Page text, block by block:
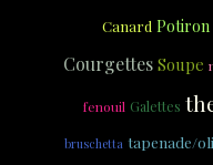
Canard Potiron
Courgettes Soupe
fenouil Galettes
bruschetta tapenade/